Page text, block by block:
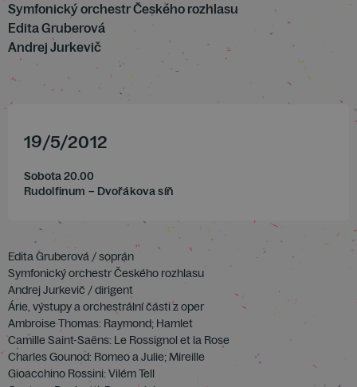
Symfonický orchestr Českého rozhlasu
Edita Gruberová
Andrej Jurkevič
19/5/2012
Sobota 20.00
Rudolfinum – Dvořákova síň
Edita Gruberová / soprán
Symfonický orchestr Českého rozhlasu
Andrej Jurkevič / dirigent
Árie, výstupy a orchestrální části z oper
Ambroise Thomas: Raymond; Hamlet
Camille Saint-Saëns: Le Rossignol et la Rose
Charles Gounod: Romeo a Julie; Mireille
Gioacchino Rossini: Vilém Tell